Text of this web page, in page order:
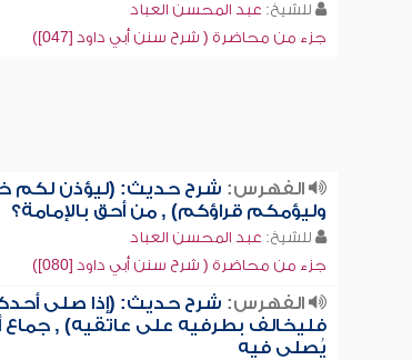
للشيخ: عبد المحسن العباد
جزء من محاضرة ( شرح سنن أبي داود [047])
الفهرس: شرح حديث: (ليؤذن لكم
وليؤمكم قراؤكم) , من أحق بالإمامة؟
للشيخ: عبد المحسن العباد
جزء من محاضرة ( شرح سنن أبي داود [080])
الفهرس: شرح حديث: (إذا صلى
فليخالف بطرفيه على عاتقيه) , جماع
يُصلى فيه